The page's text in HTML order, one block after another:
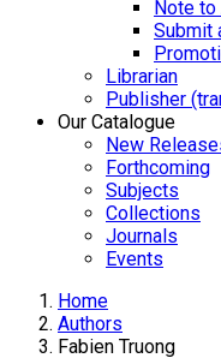
Note to
Submit
Librarian
Publisher
Our Catalogue
New
Forthcoming
Subjects
Collections
Journals
Events
Home
Authors
Fabien Truong